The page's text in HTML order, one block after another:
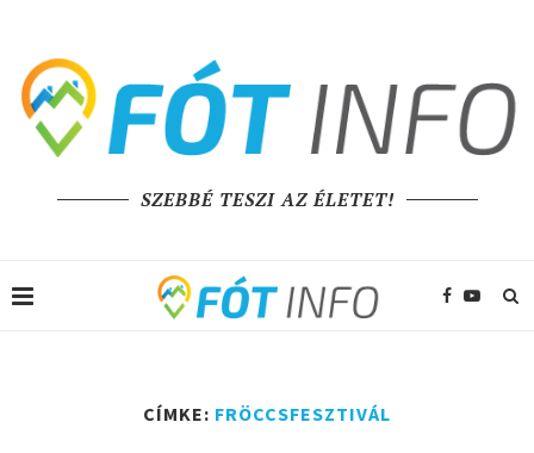
SZEBBÉ TESZI AZ ÉLETET!
CÍMKE: FRÖCCSFESZTIVÁL